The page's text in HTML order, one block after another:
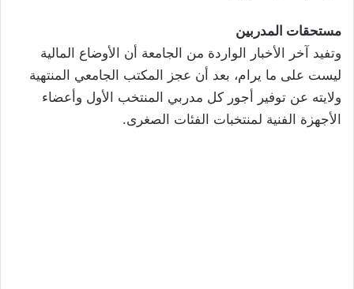
مستحقات المدربين
وتفيد آخر الأخبار الواردة من الجامعة أن الأوضاع المالية
ليست على ما يرام، بعد أن عجز المكتب الجامعي المنتهية
ولايته عن توفير أجور كل مدربي المنتخب الأول وأعضاء
الأجهزة الفنية لمنتخبات الفئات الصغرى.